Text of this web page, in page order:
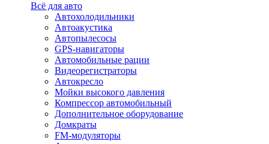
Всё для авто
Автохолодильники
Автоакустика
Автопылесосы
GPS-навигаторы
Автомобильные рации
Видеорегистраторы
Автокресло
Мойки высокого давления
Компрессор автомобильный
Дополнительное оборудование
Домкраты
FM-модуляторы